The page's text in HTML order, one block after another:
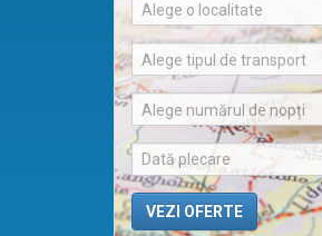
Alege o localitate
Alege tipul de transport
Alege numărul de nopți